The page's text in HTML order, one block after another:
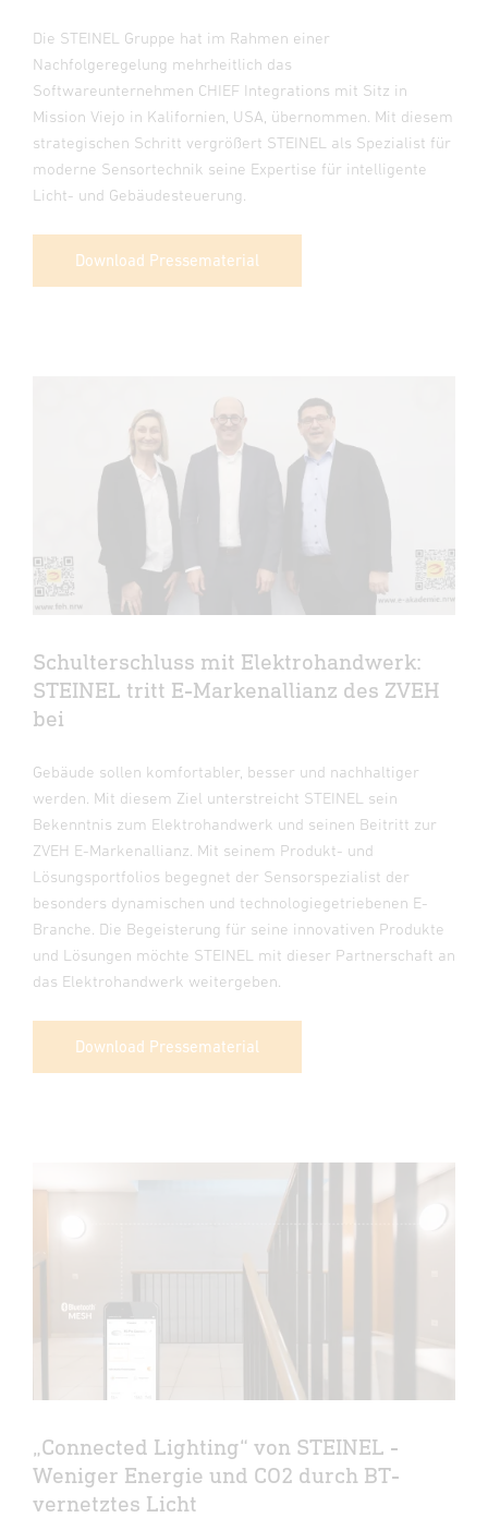
Die STEINEL Gruppe hat im Rahmen einer
Nachfolgeregelung mehrheitlich das
Softwareunternehmen CHIEF Integrations mit Sitz in
Mission Viejo in Kalifornien, USA, übernommen. Mit diesem
strategischen Schritt vergrößert STEINEL als Spezialist für
moderne Sensortechnik seine Expertise für intelligente
Licht- und Gebäudesteuerung.
Download Pressematerial
Schulterschluss mit Elektrohandwerk:
STEINEL tritt E-Markenallianz des ZVEH
bei
Gebäude sollen komfortabler, besser und nachhaltiger
werden. Mit diesem Ziel unterstreicht STEINEL sein
Bekenntnis zum Elektrohandwerk und seinen Beitritt zur
ZVEH E-Markenallianz. Mit seinem Produkt- und
Lösungsportfolios begegnet der Sensorspezialist der
besonders dynamischen und technologiegetriebenen E-
Branche. Die Begeisterung für seine innovativen Produkte
und Lösungen möchte STEINEL mit dieser Partnerschaft an
das Elektrohandwerk weitergeben.
Download Pressematerial
„Connected Lighting“ von STEINEL -
Weniger Energie und CO2 durch BT-
vernetztes Licht